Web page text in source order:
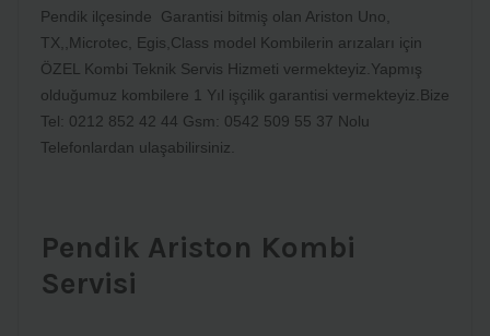
Pendik ilçesinde Garantisi bitmiş olan Ariston Uno,
TX,,Microtec, Egis,Class model Kombilerin arızaları için
ÖZEL Kombi Teknik Servis Hizmeti vermekteyiz.Yapmış
olduğumuz kombilere 1 Yıl işçilik garantisi vermekteyiz.Bize
Tel: 0212 852 42 44 Gsm: 0542 509 55 37 Nolu
Telefonlardan ulaşabilirsiniz.
Pendik Ariston Kombi
Servisi